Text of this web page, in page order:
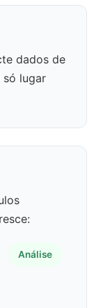
dados de
só lugar
Análise